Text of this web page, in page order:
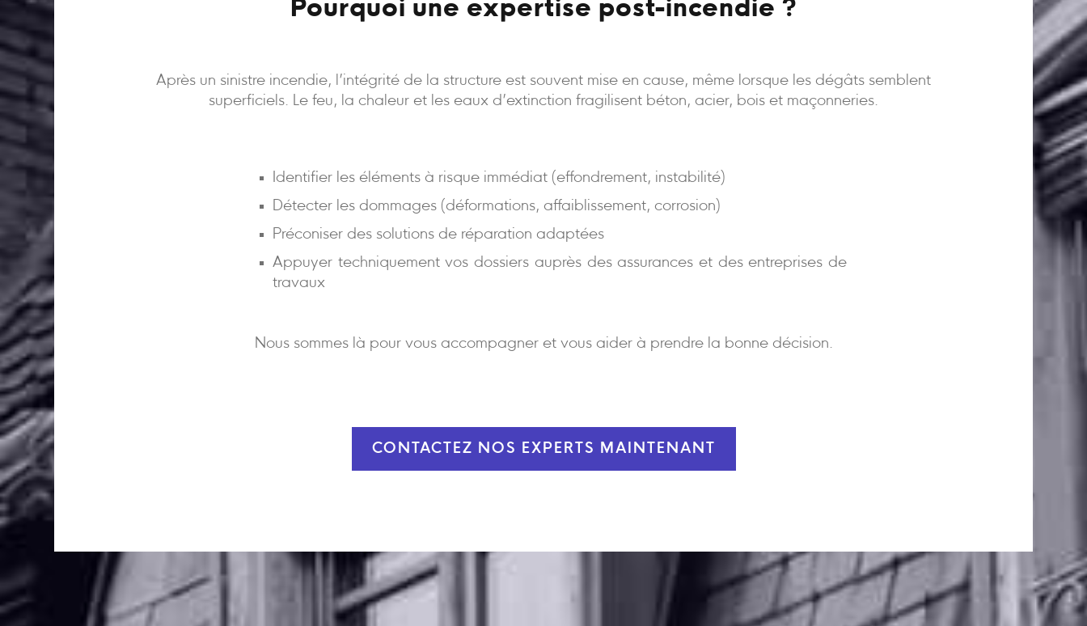
Pourquoi une expertise post-incendie ?
Après un sinistre incendie, l’intégrité de la structure est souvent mise en cause, même lorsque les dégâts semblent
superficiels. Le feu, la chaleur et les eaux d’extinction fragilisent béton, acier, bois et maçonneries.
Identifier les éléments à risque immédiat (effondrement, instabilité)
Détecter les dommages (déformations, affaiblissement, corrosion)
Préconiser des solutions de réparation adaptées
Appuyer techniquement vos dossiers auprès des assurances et des entreprises de
travaux
Nous sommes là pour vous accompagner et vous aider à prendre la bonne décision.
CONTACTEZ NOS EXPERTS MAINTENANT